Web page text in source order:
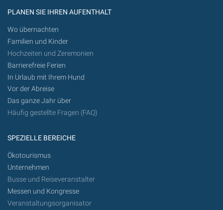
PLANEN SIE IHREN AUFENTHALT
Wo übernachten
Familien und Kinder
Hochzeiten und Zeremonien
Barrierefreie Ferien
In Urlaub mit Ihrem Hund
Vor der Abreise
Das ganze Jahr über
Häufig gestellte Fragen (FAQ)
SPEZIELLE BEREICHE
Ökotourismus
Unternehmen
Busse und Reiseveranstalter
Messen und Kongresse
Veranstaltungsorganisator